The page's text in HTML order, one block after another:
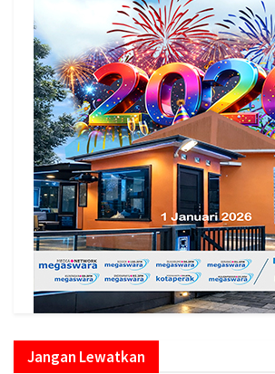
Jangan Lewatkan